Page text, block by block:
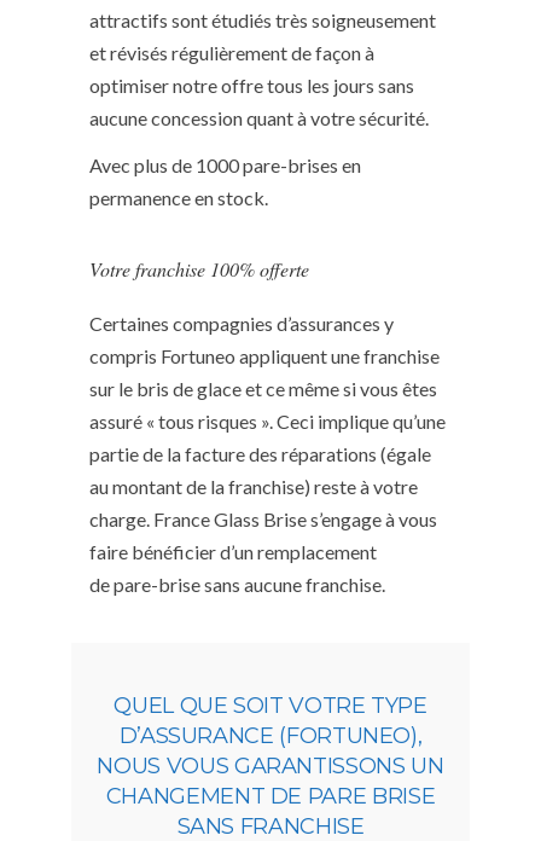
attractifs sont étudiés très soigneusement
et révisés régulièrement de façon à
optimiser notre offre tous les jours sans
aucune concession quant à votre sécurité.
Avec plus de 1000 pare-brises en
permanence en stock.
Votre franchise 100% offerte
Certaines compagnies d’assurances y
compris Fortuneo appliquent une franchise
sur le bris de glace et ce même si vous êtes
assuré « tous risques ». Ceci implique qu’une
partie de la facture des réparations (égale
au montant de la franchise) reste à votre
charge. France Glass Brise s’engage à vous
faire bénéficier d’un remplacement
de pare-brise sans aucune franchise.
QUEL QUE SOIT VOTRE TYPE
D’ASSURANCE (FORTUNEO),
NOUS VOUS GARANTISSONS UN
CHANGEMENT DE PARE BRISE
SANS FRANCHISE